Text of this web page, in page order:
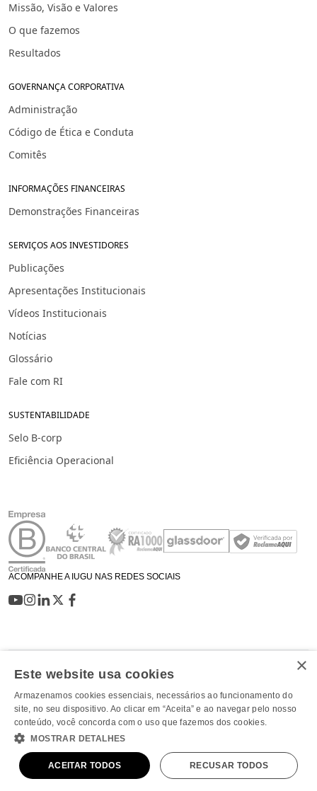
Missão, Visão e Valores
O que fazemos
Resultados
GOVERNANÇA CORPORATIVA
Administração
Código de Ética e Conduta
Comitês
INFORMAÇÕES FINANCEIRAS
Demonstrações Financeiras
SERVIÇOS AOS INVESTIDORES
Publicações
Apresentações Institucionais
Vídeos Institucionais
Notícias
Glossário
Fale com RI
SUSTENTABILIDADE
Selo B-corp
Eficiência Operacional
ACOMPANHE A IUGU NAS REDES SOCIAIS
A iugu é uma plataforma completa de serviços financeiros para
gestão de caixa e automatização de meios de pagamento.
iugu Instituição de Pagamento S/A. CNPJ: 15.111.975/0001-64.
Endereço: Av. das Nações Unidas, 12495 – Cidade Monções –
São Paulo/SP – 04578-000
Copyright 2026. Todos os direitos reservados.
×
Este website usa cookies
Armazenamos cookies essenciais, necessários ao funcionamento do
site, no seu dispositivo. Ao clicar em “Aceita” e ao navegar pelo nosso
conteúdo, você concorda com o uso que fazemos dos cookies.
MOSTRAR DETALHES
ACEITAR TODOS RECUSAR TODOS